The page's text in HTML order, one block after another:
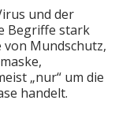
und der
Begriffe stark
von Mundschutz,
„nur“ um die
handelt.